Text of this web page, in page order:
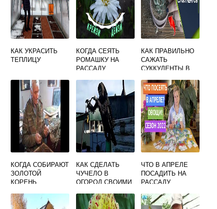
КАК УКРАСИТЬ
ТЕПЛИЦУ
КОГДА СЕЯТЬ
РОМАШКУ НА
РАССАДУ
КАК ПРАВИЛЬНО
САЖАТЬ
СУККУЛЕНТЫ В
КОГДА СОБИРАЮТ
ЗОЛОТОЙ
КОРЕНЬ
КАК СДЕЛАТЬ
ЧУЧЕЛО В
ОГОРОД СВОИМИ
КРУТЯЩЕЕСЯ
ЧТО В АПРЕЛЕ
ПОСАДИТЬ НА
РАССАДУ